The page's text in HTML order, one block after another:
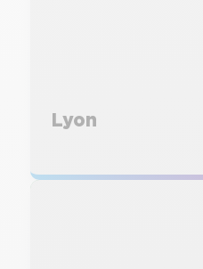
Lyon